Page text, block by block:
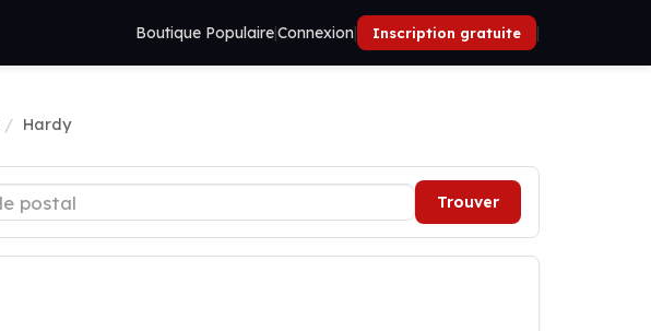
Boutique Populaire|Connexion| Inscription gratuite |
Hardy
Trouver